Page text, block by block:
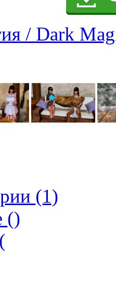
/ Dark
(1)
()